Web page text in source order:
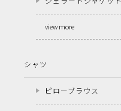
view more
シャツ
ピローブラウス